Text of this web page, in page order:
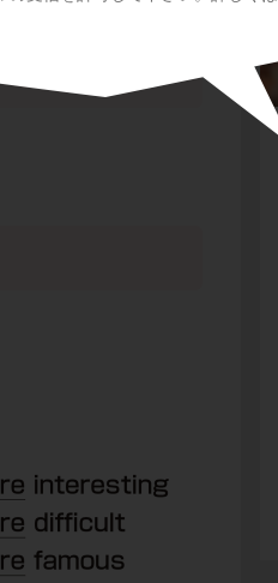
、どうしたら良い